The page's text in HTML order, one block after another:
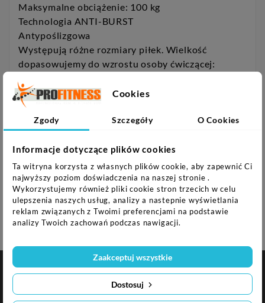
Maksymalne obciążenie: 100 kg
Technologia ANTI-BURST
Antypoślizgowa
Występują różne rozmiary piłek. Wielkość
dopasowujemy do wzrostu osoby ćwiczącej:
55 cm wzrost: 150-164 cm
65 cm wzrost: 165-182 cm
75 cm wzrost: 182 i więcej
Uwagi:
Gwarancja 24 miesiące
NASZA FIRMA 
Cookies
Zgody Szczegóły O Cookies
Informacje dotyczące plików cookies
Ta witryna korzysta z własnych plików cookie, aby zapewnić Ci
najwyższy poziom doświadczenia na naszej stronie .
Wykorzystujemy również pliki cookie stron trzecich w celu
ulepszenia naszych usług, analizy a nastepnie wyświetlania
reklam związanych z Twoimi preferencjami na podstawie
analizy Twoich zachowań podczas nawigacji.
Dostosuj
Zaakceptuj wszystkie